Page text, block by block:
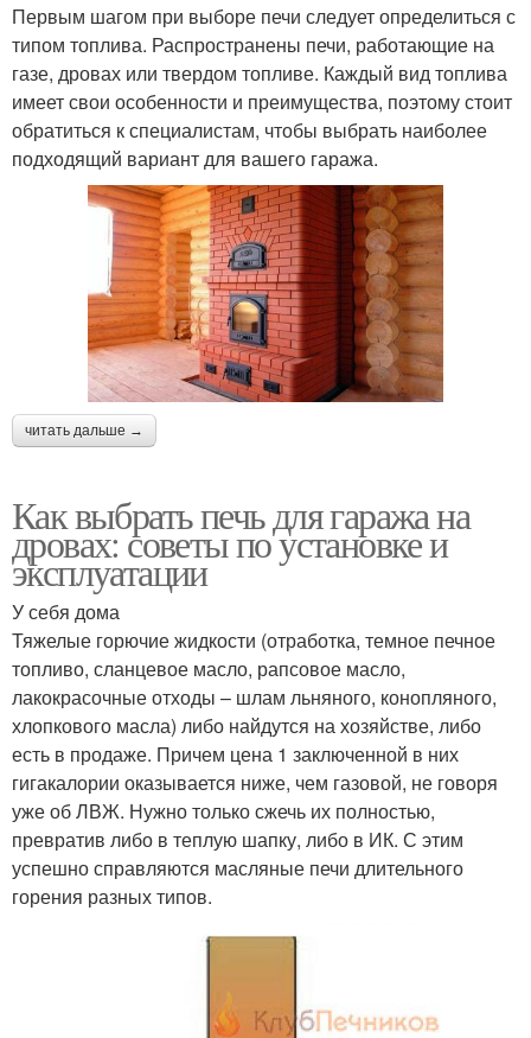
Первым шагом при выборе печи следует определиться с
типом топлива. Распространены печи, работающие на
газе, дровах или твердом топливе. Каждый вид топлива
имеет свои особенности и преимущества, поэтому стоит
обратиться к специалистам, чтобы выбрать наиболее
подходящий вариант для вашего гаража.
читать дальше →
Как выбрать печь для гаража на
дровах: советы по установке и
эксплуатации
У себя дома
Тяжелые горючие жидкости (отработка, темное печное
топливо, сланцевое масло, рапсовое масло,
лакокрасочные отходы – шлам льняного, конопляного,
хлопкового масла) либо найдутся на хозяйстве, либо
есть в продаже. Причем цена 1 заключенной в них
гигакалории оказывается ниже, чем газовой, не говоря
уже об ЛВЖ. Нужно только сжечь их полностью,
превратив либо в теплую шапку, либо в ИК. С этим
успешно справляются масляные печи длительного
горения разных типов.